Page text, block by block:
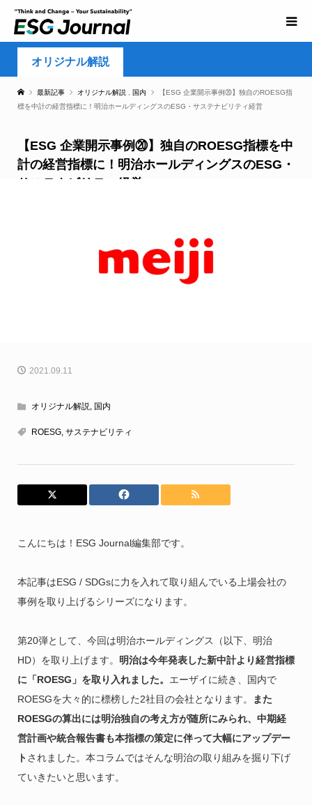
オリジナル解説
最新記事 オリジナル解説 国内
【ESG 企業開示事例⑳】独自のROESG指
標を中計の経営指標に！明治ホールディングスのESG・サステナビリティ経営
【ESG 企業開示事例⑳】独自のROESG指標を中
計の経営指標に！明治ホールディングスのESG・
サステナビリティ経営
2021.09.11
オリジナル解説, 国内
ROESG, サステナビリティ
こんにちは！ESG Journal編集部です。
本記事はESG / SDGsに力を入れて取り組んでいる上場会社の
事例を取り上げるシリーズになります。
第20弾として、今回は明治ホールディングス（以下、明治
HD）を取り上げます。 明治は今年発表した新中計より経営指標
に「ROESG」を取り入れました。 エーザイに続き、国内で
ROESGを大々的に標榜した2社目の会社となります。
また
ROESGの算出には明治独自の考え方が随所にみられ、中期経
営計画や統合報告書も本指標の策定に伴って大幅にアップデー
トされました。本コラムではそんな明治の取り組みを掘り下げ
ていきたいと思います。